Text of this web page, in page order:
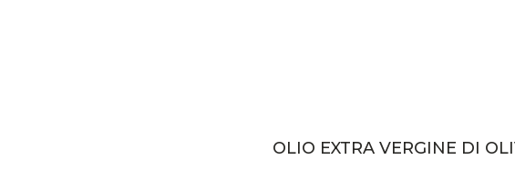
OLIO EXTRA VERGINE DI